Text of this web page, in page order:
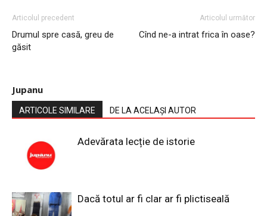
Articolul precedent
Drumul spre casă, greu de
găsit
Articolul următor
Cînd ne-a intrat frica în oase?
Jupanu
ARTICOLE SIMILARE DE LA ACELAȘI AUTOR
Adevărata lecție de istorie
Dacă totul ar fi clar ar fi plictiseală